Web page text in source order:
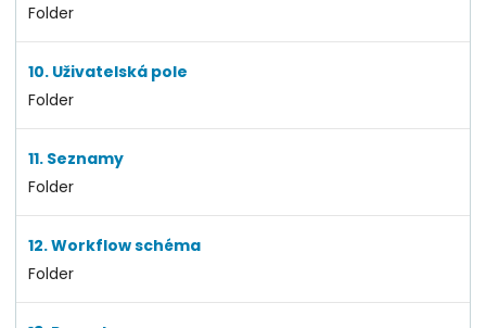
Folder
10. Uživatelská pole
Folder
11. Seznamy
Folder
12. Workflow schéma
Folder